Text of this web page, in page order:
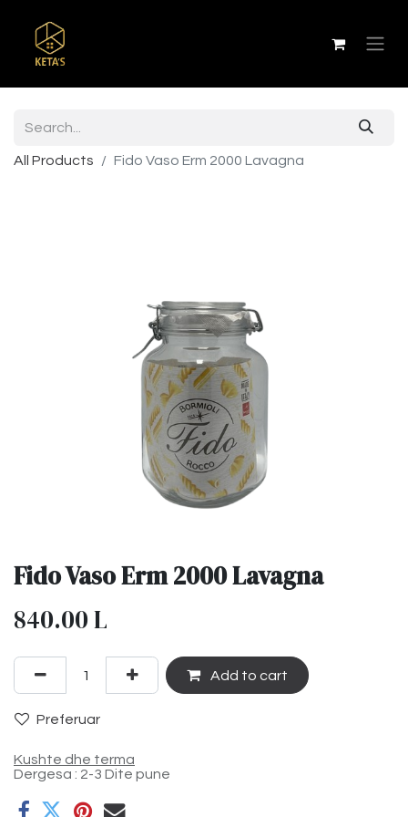
All Products Fido Vaso Erm 2000 Lavagna
Fido Vaso Erm 2000 Lavagna
840.00L
Add to cart
Preferuar
Kushte dhe terma
Dergesa : 2-3 Dite pune